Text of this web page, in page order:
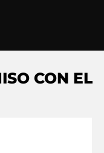
CON EL